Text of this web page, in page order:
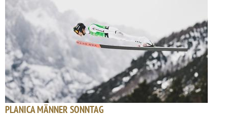
PLANICA MÄNNER SONNTAG